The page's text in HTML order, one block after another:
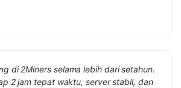
di 2Miners selama lebih dari setahun.
2 jam tepat waktu, server stabil, dan